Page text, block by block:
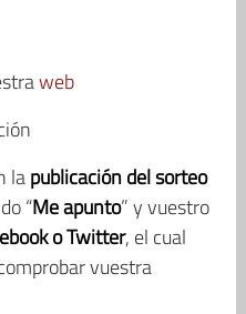
web
lapublicación del sorteo
“Me apunto” y vuestro
o Twitter, el cual
vuestra